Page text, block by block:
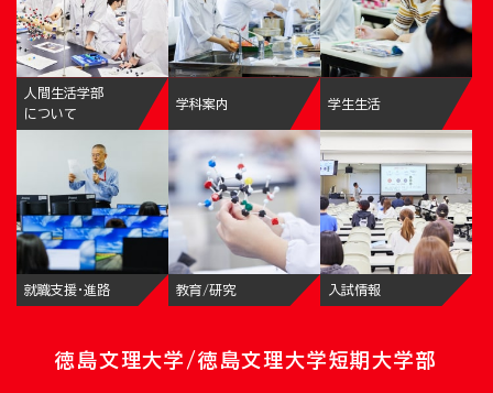
人間生活学部
について
学科案内 学生生活
就職支援・進路 教育/研究 入試情報
徳島文理大学/徳島文理大学短期大学部